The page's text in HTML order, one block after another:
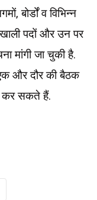
बोर्डों व विभिन्न
पदों और उन पर
मांगी जा चुकी है.
और दौर की बैठक
कर सकते हैं.